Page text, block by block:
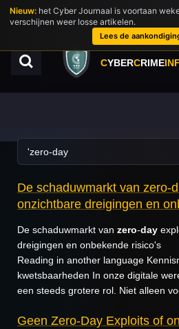
Ga
direct
hoofdinhoud
CYBERCRIME
De schaduwmarkt van zero-
onzichtbare dreigingen en
De schaduwmarkt van zero-day
dreigingen en onbekende risico's
Reading in another language
kwetsbaarheden In onze digitale
een steeds grotere rol. Niet alleen
Geen Zero-Day Exploits of
Nieuw: het Cyber Journaal is voortaan
verschijnen weer losse artikelen.
Lees de